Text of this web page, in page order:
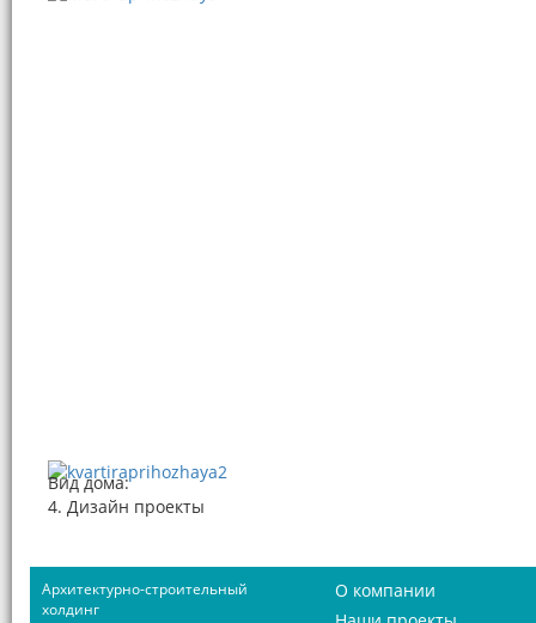
Вид дома:
4. Дизайн проекты
Архитектурно-строительный
холдинг
О компании